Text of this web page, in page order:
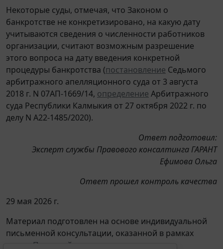
Некоторые суды, отмечая, что Законом о
банкротстве не конкретизировано, на какую дату
учитываются сведения о численности работников
организации, считают возможным разрешение
этого вопроса на дату введения конкретной
процедуры банкротства (постановление Седьмого
арбитражного апелляционного суда от 3 августа
2018 г. N 07АП-1669/14, определение Арбитражного
суда Республики Калмыкия от 27 октября 2022 г. по
делу N А22-1485/2020).
Ответ подготовил:
Эксперт службы Правового консалтинга ГАРАНТ
Ефимова Ольга
Ответ прошел контроль качества
29 мая 2026 г.
Материал подготовлен на основе индивидуальной
письменной консультации, оказанной в рамках
Правовой консалтинг